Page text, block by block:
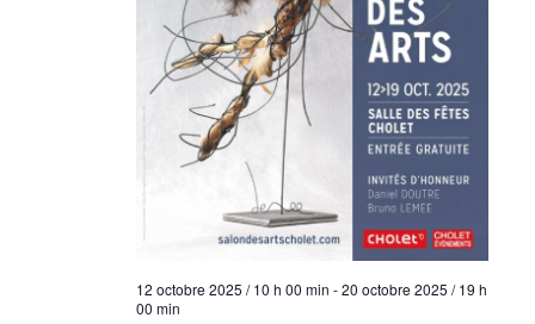
12 octobre 2025 / 10 h 00 min -20 octobre 2025 / 19 h
00 min